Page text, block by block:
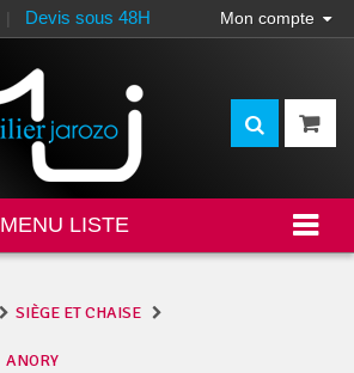
| Devis sous 48H Mon compte
MENU LISTE
SIÈGE ET CHAISE
ANORY